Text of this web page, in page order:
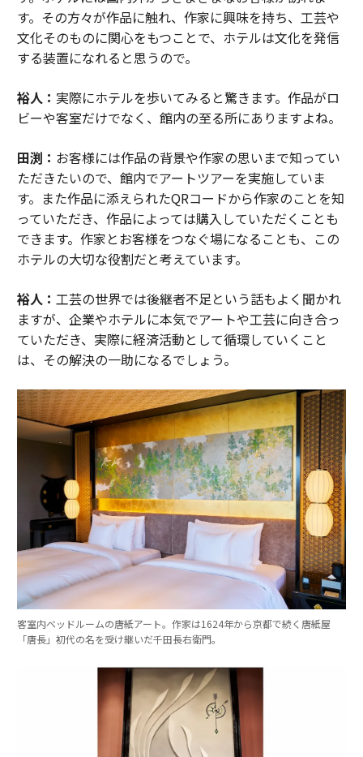
す。その方々が作品に触れ、作家に興味を持ち、工芸や
文化そのものに関心をもつことで、ホテルは文化を発信
する装置になれると思うので。
裕人： 実際にホテルを歩いてみると驚きます。作品がロ
ビーや客室だけでなく、館内の至る所にありますよね。
田渕： お客様には作品の背景や作家の思いまで知ってい
ただきたいので、館内でアートツアーを実施していま
す。また作品に添えられたQRコードから作家のことを知
っていただき、作品によっては購入していただくことも
できます。作家とお客様をつなぐ場になることも、この
ホテルの大切な役割だと考えています。
裕人： 工芸の世界では後継者不足という話もよく聞かれ
ますが、企業やホテルに本気でアートや工芸に向き合っ
ていただき、実際に経済活動として循環していくこと
は、その解決の一助になるでしょう。
客室内ベッドルームの唐紙アート。作家は1624年から京都で続く唐紙屋
「唐長」初代の名を受け継いだ千田長右衛門。